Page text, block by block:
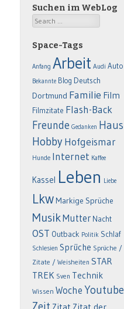
Suchen im WebLog
Search
Space-Tags
Anfang Arbeit Audi Auto
Bekannte Blog Deutsch
Dortmund Familie Film
Filmzitate Flash-Back
Freunde Gedanken Haus
HobbyHofgeismar
Hunde Internet Kaffee
Kassel Leben Liebe
LkwMarkige Sprüche
MusikMutter Nacht
OST Outback Politik Schlaf
Schlesien Sprüche Sprüche /
Zitate / Weisheiten STAR
TREK Sven Technik
Wissen Woche Youtube